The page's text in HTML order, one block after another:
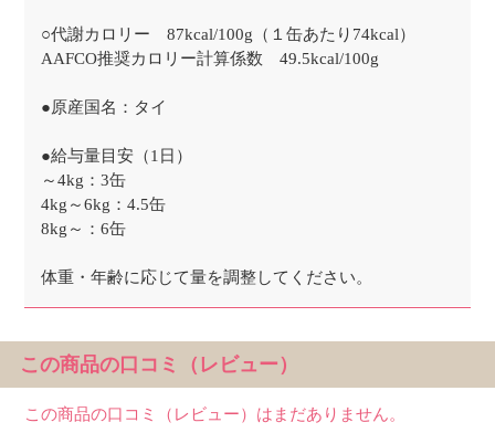
○代謝カロリー 87kcal/100g（１缶あたり74kcal）
AAFCO推奨カロリー計算係数 49.5kcal/100g
●原産国名：タイ
●給与量目安（1日）
～4kg：3缶
4kg～6kg：4.5缶
8kg～：6缶
体重・年齢に応じて量を調整してください。
この商品の口コミ（レビュー）
この商品の口コミ（レビュー）はまだありません。